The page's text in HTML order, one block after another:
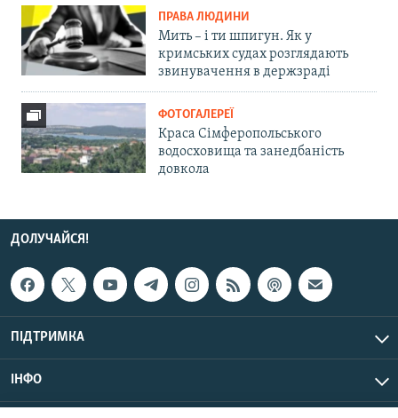
ПРАВА ЛЮДИНИ
Мить – і ти шпигун. Як у
кримських судах розглядають
звинувачення в держзраді
ФОТОГАЛЕРЕЇ
Краса Сімферопольського
водосховища та занедбаність
довкола
ДОЛУЧАЙСЯ!
ПІДТРИМКА
ІНФО